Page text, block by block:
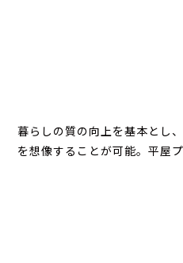
暮らしの質の向上を基本とし
を想像することが可能。平屋プ